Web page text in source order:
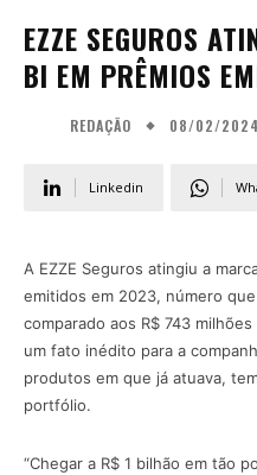
EZZE SEGUROS
BI EM PRÊMIOS
REDAÇÃO 08/02/2024
Linkedin
A EZZE Seguros atingiu a
emitidos em 2023, número
comparado aos R$ 743
um fato inédito para a
produtos em que já atuava,
portfólio.
“Chegar a R$ 1 bilhão em tão